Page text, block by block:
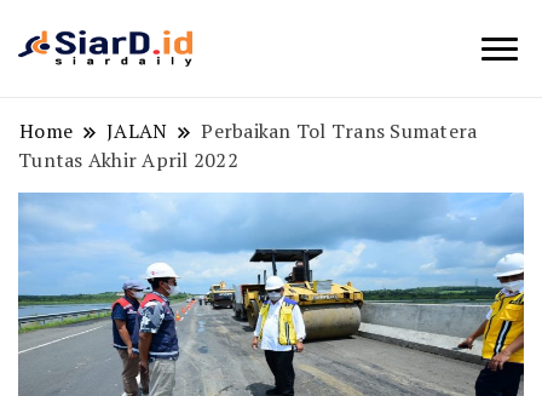
Home JALAN
Perbaikan Tol Trans Sumatera
Tuntas Akhir April 2022